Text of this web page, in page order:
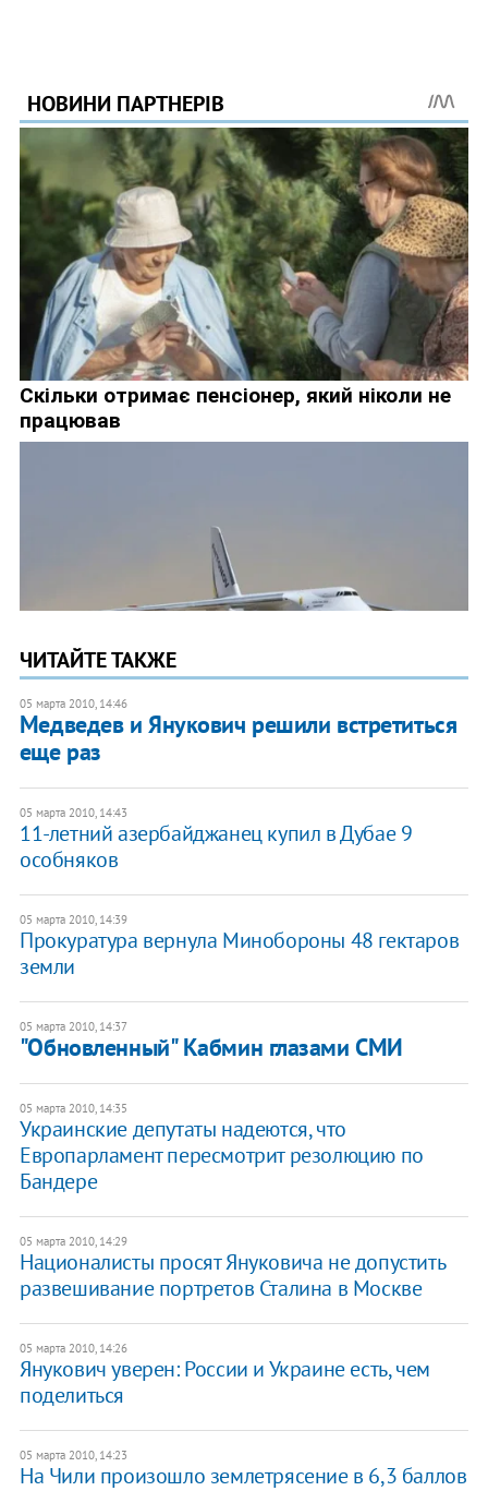
ЧИТАЙТЕ ТАКЖЕ
05 марта 2010, 14:46
Медведев и Янукович решили встретиться
еще раз
05 марта 2010, 14:43
11-летний азербайджанец купил в Дубае 9
особняков
05 марта 2010, 14:39
Прокуратура вернула Минобороны 48 гектаров
земли
05 марта 2010, 14:37
"Обновленный" Кабмин глазами СМИ
05 марта 2010, 14:35
Украинские депутаты надеются, что
Европарламент пересмотрит резолюцию по
Бандере
05 марта 2010, 14:29
Националисты просят Януковича не допустить
развешивание портретов Сталина в Москве
05 марта 2010, 14:26
Янукович уверен: России и Украине есть, чем
поделиться
05 марта 2010, 14:23
На Чили произошло землетрясение в 6,3 баллов